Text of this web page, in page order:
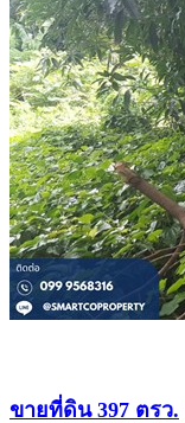
ขายที่ดิน 397 ตรว.